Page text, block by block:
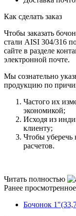
Как сделать заказ
Чтобы заказать
стали AISI 304/316
сайте в разделе
электронной почте.
Мы сознательно
продукцию по
Частого их
экономикой;
Исходя из
клиенту;
Чтобы уберечь
расчетов.
Читать полностью
Ранее просмотренное
Бочонок